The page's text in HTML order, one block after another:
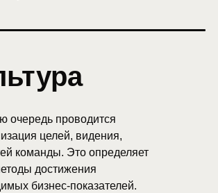
очередь проводится
целей, видения,
команды. Это определяет
достижения
бизнес-показателей.